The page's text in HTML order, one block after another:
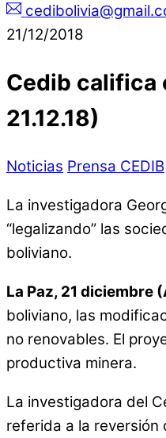
21/12/2018
Cedib califica
21.12.18)
Noticias Prensa CEDIB
La investigadora
“legalizando” las
boliviano.
La Paz, 21 diciembre
boliviano, las
no renovables. El
productiva minera.
La investigadora del
referida a la